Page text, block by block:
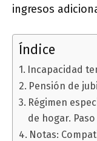
ingresos
Índice
Incapacidad
Pensión de
Régimen
de hogar.
Notas: